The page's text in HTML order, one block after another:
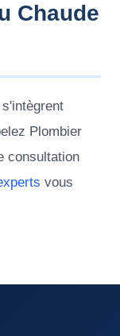
Chaude
Plombier
consultation
vous